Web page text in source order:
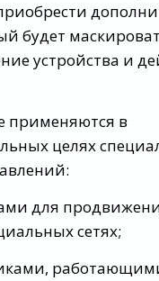
будет
устройства и
применяются в
целях
для
сетях;